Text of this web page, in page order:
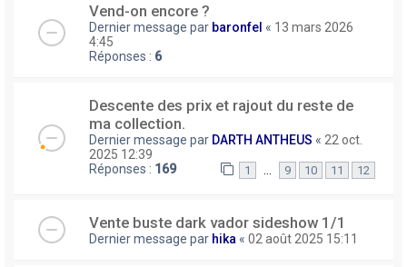
Vend-on encore ?
Dernier message par baronfel « 13 mars 2026
4:45
Réponses : 6
Descente des prix et rajout du reste de
ma collection.
Dernier message par DARTH ANTHEUS « 22 oct.
2025 12:39
Réponses : 169 1 9 10 11 12
Vente buste dark vador sideshow 1/1
Dernier message par hika « 02 août 2025 15:11